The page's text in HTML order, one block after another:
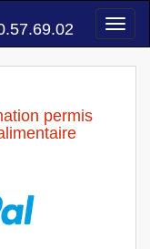
permis